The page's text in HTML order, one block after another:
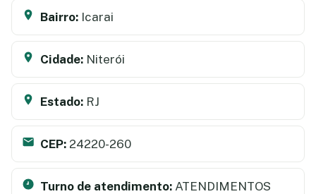
Bairro: Icarai
Cidade: Niterói
Estado: RJ
CEP: 24220-260
Turno de atendimento: ATENDIMENTOS